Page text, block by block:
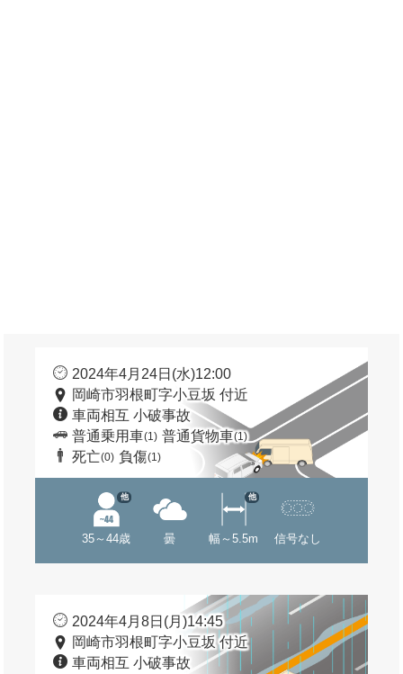
2024年4月24日(水)12:00
岡崎市羽根町字小豆坂 付近
車両相互 小破事故
普通乗用車(1) 普通貨物車(1)
死亡(0) 負傷(1)
35～44歳
他
曇 幅～5.5m
他
信号なし
2024年4月8日(月)14:45
岡崎市羽根町字小豆坂 付近
車両相互 小破事故